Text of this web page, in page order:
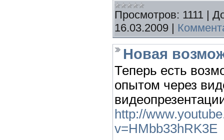
Просмотров: 1111 |
16.03.2009 |
Новая
Теперь есть
опытом через
http://
v=HMbb33hRK3E